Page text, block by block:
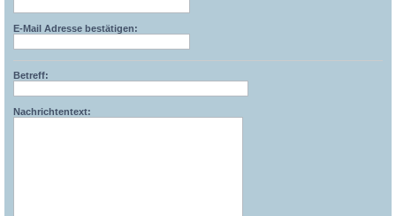
E-Mail Adresse bestätigen:
Betreff:
Nachrichtentext: